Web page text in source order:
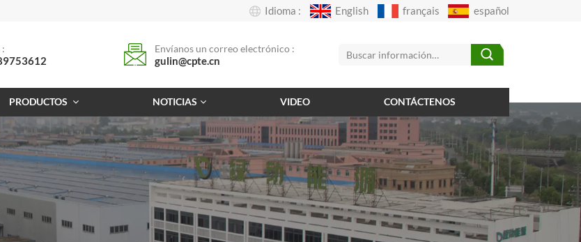
Idioma : English français español
Envíanos un correo electrónico :
gulin@cpte.cn
PRODUCTOS NOTICIAS VIDEO CONTÁCTENOS